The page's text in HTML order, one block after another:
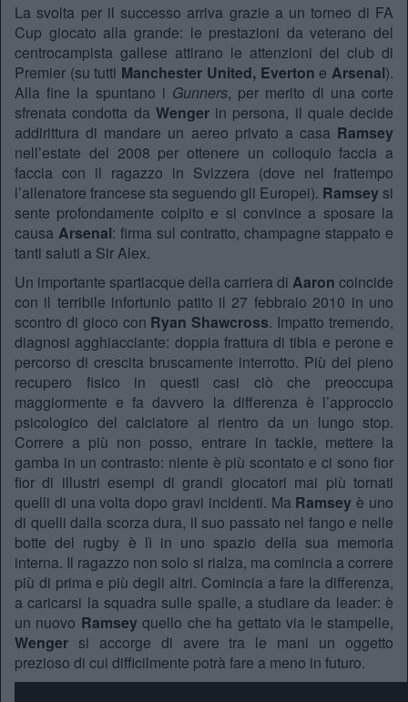
La svolta per il successo arriva grazie a un torneo di FA
Cup giocato alla grande: le prestazioni da veterano del
centrocampista gallese attirano le attenzioni dei club di
Premier (su tutti Manchester United, Everton e Arsenal).
Alla fine la spuntano i Gunners, per merito di una corte
sfrenata condotta da Wengerin persona, il quale decide
addirittura di mandare un aereo privato a casa Ramsey
nell’estate del 2008 per ottenere un colloquio faccia a
faccia con il ragazzo in Svizzera (dove nel frattempo
l’allenatore francese sta seguendo gli Europei). Ramsey si
sente profondamente colpito e si convince a sposare la
causa Arsenal: firma sul contratto, champagne stappato e
tanti saluti a Sir Alex.
Un importante spartiacque della carriera di Aaron coincide
con il terribile infortunio patito il 27 febbraio 2010 in uno
scontro di gioco con Ryan Shawcross. Impatto tremendo,
diagnosi agghiacciante: doppia frattura di tibia e perone e
percorso di crescita bruscamente interrotto. Più del pieno
recupero fisico in questi casi ciò che preoccupa
maggiormente e fa davvero la differenza è l’approccio
psicologico del calciatore al rientro da un lungo stop.
Correre a più non posso, entrare in tackle, mettere la
gamba in un contrasto: niente è più scontato e ci sono fior
fior di illustri esempi di grandi giocatori mai più tornati
quelli di una volta dopo gravi incidenti. Ma Ramsey è uno
di quelli dalla scorza dura, il suo passato nel fango e nelle
botte del rugby è lì in uno spazio della sua memoria
interna. Il ragazzo non solo si rialza, ma comincia a correre
più di prima e più degli altri. Comincia a fare la differenza,
a caricarsi la squadra sulle spalle, a studiare da leader: è
un nuovo Ramseyquello che ha gettato via le stampelle,
Wenger si accorge di avere tra le mani un oggetto
prezioso di cui difficilmente potrà fare a meno in futuro.